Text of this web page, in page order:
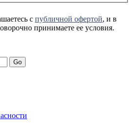
с публичной офертой, и в
принимаете ее условия.
Go